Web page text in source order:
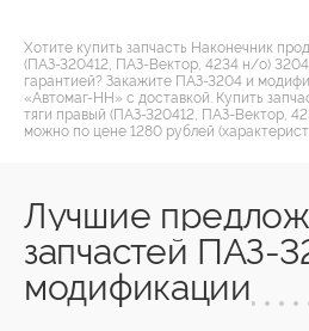
Хотите купить запчасть Наконечник
(ПАЗ-320412, ПАЗ-Вектор, 4234 н/о)
гарантией? Закажите ПАЗ-3204 и
«Автомаг-НН» с доставкой. Купить
тяги правый (ПАЗ-320412, ПАЗ-Вектор,
можно по цене 1280 рублей
Лучшие
запчастей ПАЗ-
модификации